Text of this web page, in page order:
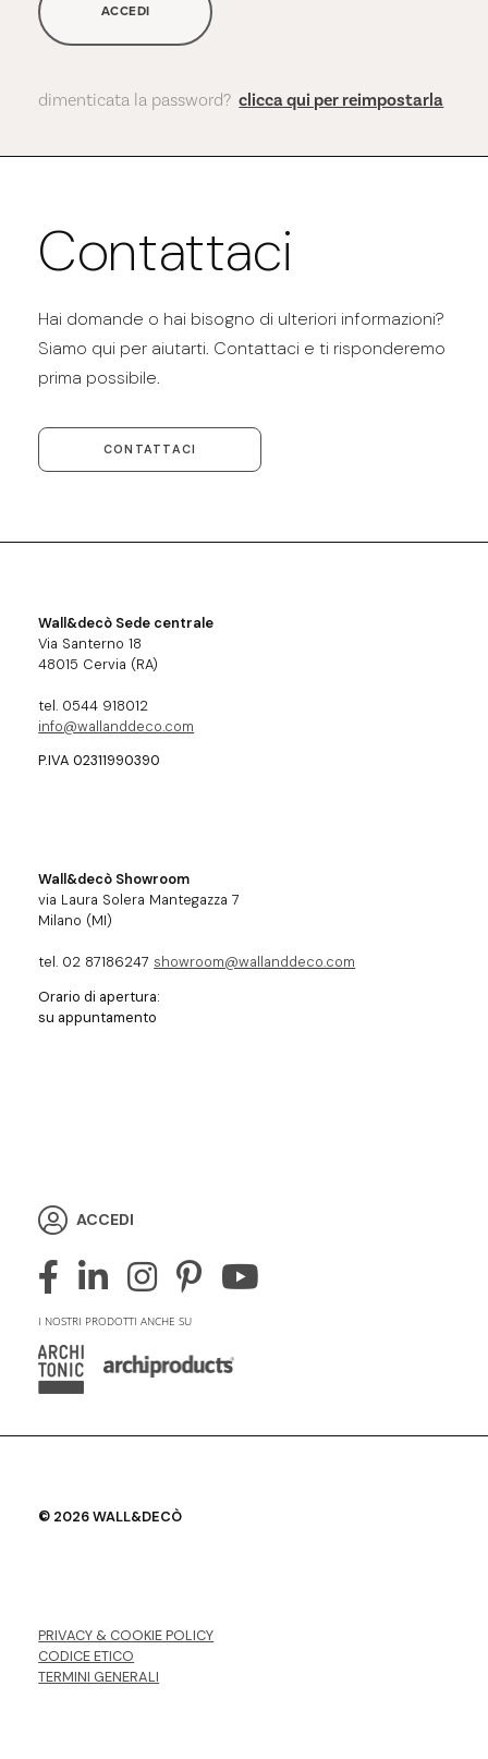
ACCEDI
dimenticata la password? clicca qui per reimpostarla
Contattaci
Hai domande o hai bisogno di ulteriori informazioni?
Siamo qui per aiutarti. Contattaci e ti risponderemo
prima possibile.
CONTATTACI
Wall&decò Sede centrale
Via Santerno 18
48015 Cervia (RA)
tel. 0544 918012
info@wallanddeco.com
P.IVA 02311990390
Wall&decò Showroom
via Laura Solera Mantegazza 7
Milano (MI)
tel. 02 87186247 showroom@wallanddeco.com
Orario di apertura:
su appuntamento
ACCEDI
I NOSTRI PRODOTTI ANCHE SU
© 2026 WALL&DECÒ
PRIVACY & COOKIE POLICY
CODICE ETICO
TERMINI GENERALI